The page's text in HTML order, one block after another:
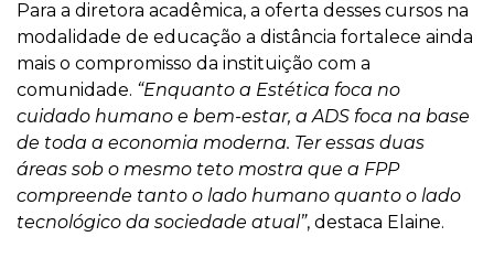
Para a diretora acadêmica, a oferta desses cursos na
modalidade de educação a distância fortalece ainda
mais o compromisso da instituição com a
comunidade. “Enquanto a Estética foca no
cuidado humano e bem-estar, a ADS foca na base
de toda a economia moderna. Ter essas duas
áreas sob o mesmo teto mostra que a FPP
compreende tanto o lado humano quanto o lado
tecnológico da sociedade atual”, destaca Elaine.